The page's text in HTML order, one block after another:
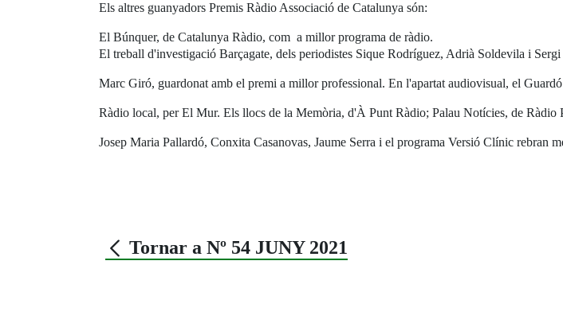
Els altres guanyadors Premis Ràdio Associació de Catalunya són:
El Búnquer, de Catalunya Ràdio, com a millor programa de ràdio.
El treball d'investigació Barçagate, dels periodistes Sique Rodríguez, Adrià Soldevila i
Marc Giró, guardonat amb el premi a millor professional. En l'apartat audiovisual, el
Ràdio local, per El Mur. Els llocs de la Memòria, d'À Punt Ràdio; Palau Notícies, de Ràdio
Josep Maria Pallardó, Conxita Casanovas, Jaume Serra i el programa Versió Clínic rebran
Tornar a Nº 54 JUNY 2021